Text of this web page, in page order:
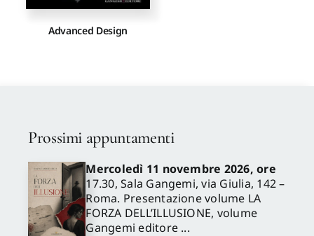
Advanced Design
Prossimi appuntamenti
Mercoledì 11 novembre 2026, ore
17.30, Sala Gangemi, via Giulia, 142 –
Roma. Presentazione volume LA
FORZA DELL’ILLUSIONE, volume
Gangemi editore ...